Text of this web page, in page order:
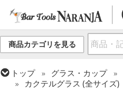
商品カテゴリを見る
トップ グラス・カップ
カクテルグラス (全サイズ)